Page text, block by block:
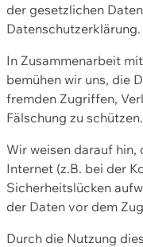
der gesetzlichen
Datenschutzerklärung.
In Zusammenarbeit
bemühen wir uns, die
fremden Zugriffen,
Fälschung zu schützen.
Wir weisen darauf
Internet (z.B. bei der
Sicherheitslücken
der Daten vor dem
Durch die Nutzung